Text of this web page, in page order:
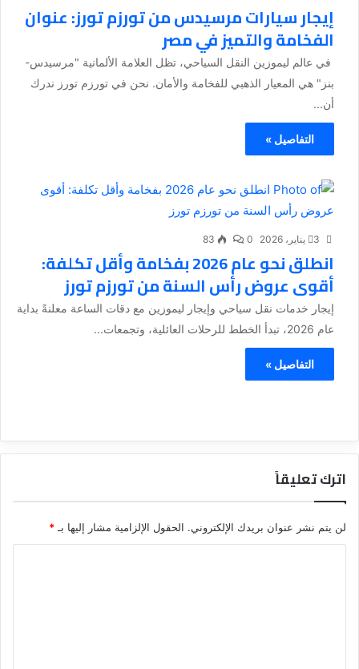
إيجار سيارات مرسيدس من تورزم تورز: عنوان
الفخامة والتميز في مصر
في عالم ليموزين النقل السياحي، تظل العلامة الألمانية "مرسيدس-
بنز" هي المعيار الذهبي للفخامة والأمان. نحن في تورزم تورز ندرك
أن...
التفاصيل »
3 يناير، 2026 0
83
انطلق نحو عام 2026 بفخامة وأقل تكلفة:
أقوى عروض رأس السنة من تورزم تورز
إيجار خدمات نقل سياحي وإيجار ليموزين مع دقات الساعة معلنةً بداية
عام 2026، تبدأ الخطط للرحلات العائلية، وتجمعات...
التفاصيل »
اترك تعليقاً
لن يتم نشر عنوان بريدك الإلكتروني. الحقول الإلزامية مشار إليها بـ *